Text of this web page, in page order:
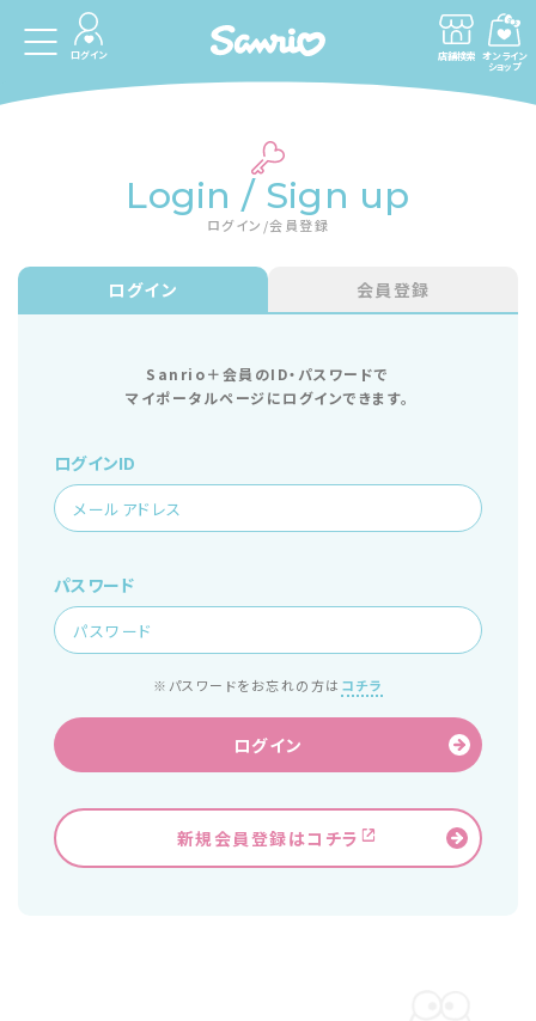
ログイン 店舗検索 オンライン
ショップ
Login / Sign up
ログイン/会員登録
ログイン 会員登録
Sanrio＋会員のID・パスワードで
マイポータルページにログインできます。
ログインID
パスワード
※パスワードをお忘れの方は コチラ
ログイン
新規会員登録はコチラ